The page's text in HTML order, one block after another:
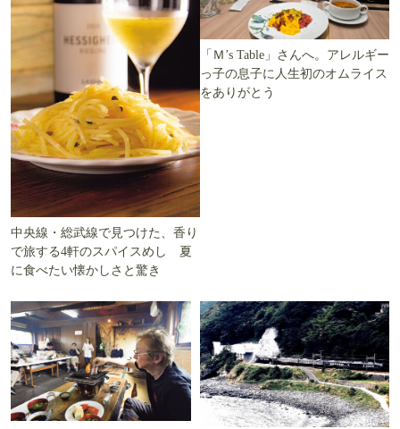
中央線・総武線で見つけた、香り
で旅する4軒のスパイスめし 夏
に食べたい懐かしさと驚き
「Ｍ’s Table」さんへ。アレルギー
っ子の息子に人生初のオムライス
をありがとう